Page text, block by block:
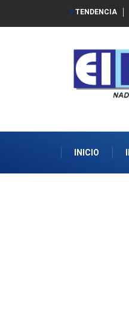
TENDENCIA
INICIO